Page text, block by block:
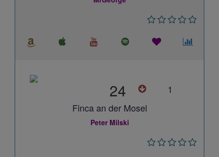
24
1
Finca an der Mosel
Peter Milski